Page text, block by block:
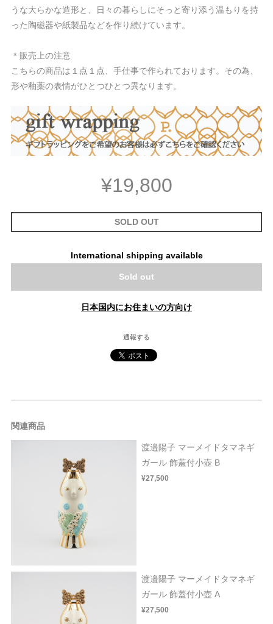
うな大らかな造形と、日々の暮らしにそっと寄り添う温もりを持
った陶磁器や紙製品などを作り続けています。
＊販売上の注意
こちらの商品は１点１点、手仕事で作られております。その為、
形や釉薬の表情がひとつひとつ異なります。
¥19,800
SOLD OUT
International shipping available
Sold out
日本国内にお住まいの方向け
通報する
関連商品
渡邉陽子 マーメイドタマネギ
ガール 飾蓋付小壺 B
¥27,500
渡邉陽子 マーメイドタマネギ
ガール 飾蓋付小壺 A
¥27,500